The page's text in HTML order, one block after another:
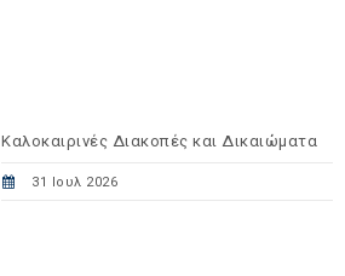
Καλοκαιρινές Διακοπές και Δικαιώματα
31 Ιουλ 2026